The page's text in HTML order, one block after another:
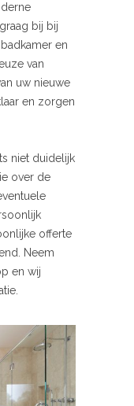
bij bij
en
van
uw nieuwe
en zorgen
niet duidelijk
over de
offerte
Neem
en wij